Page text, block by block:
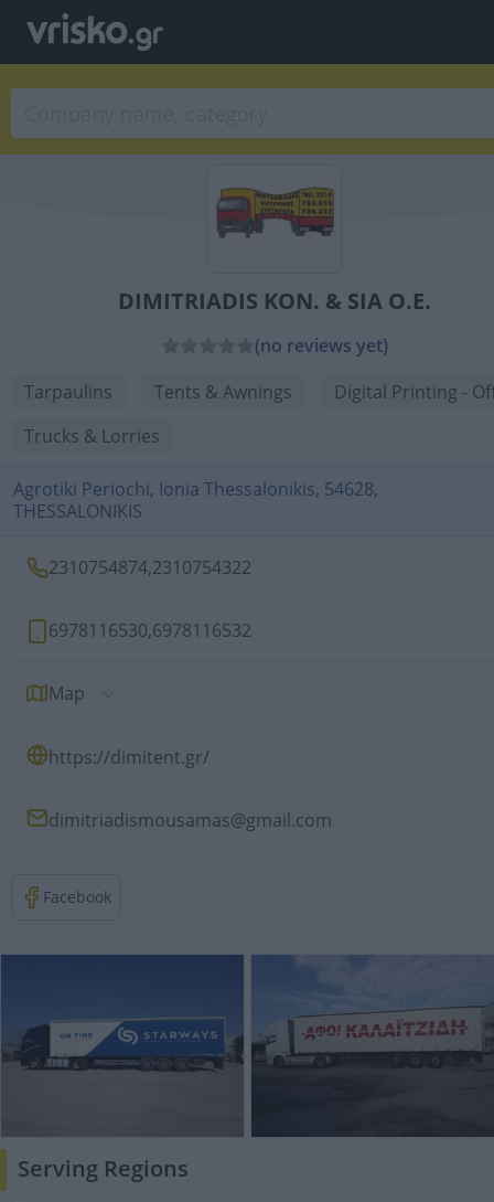
DIMITRIADIS KON. & SIA O.E.
(no reviews yet)
Tarpaulins
Tents & Awnings
Digital Printing -
Trucks & Lorries
Agrotiki Periochi, Ionia Thessalonikis, 54628,
THESSALONIKIS
2310754874,2310754322
6978116530,6978116532
Map
https://dimitent.gr/
dimitriadismousamas@gmail.com
Facebook
Serving Regions